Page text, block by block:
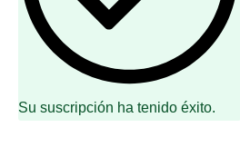
Su suscripción ha tenido éxito.